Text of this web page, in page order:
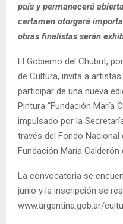
país y permanecerá
certamen otorgará
obras finalistas serán
El Gobierno del Chubut,
de Cultura, invita a
participar de una nueva
Pintura “Fundación María
impulsado por la
través del Fondo
Fundación María Calderón
La convocatoria se
junio y la inscripción se
www.argentina.gob.ar/